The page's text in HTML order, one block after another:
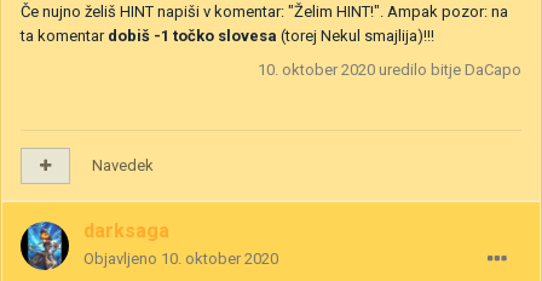
Če nujno želiš HINT napiši v komentar: "Želim HINT!". Ampak pozor: na
ta komentar dobiš -1 točko slovesa (torej Nekul smajlija)!!!
10. oktober 2020 uredilo bitje DaCapo
Navedek
darksaga
Objavljeno 10. oktober 2020